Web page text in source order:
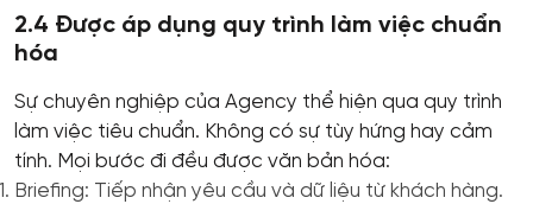
2.4 Được áp dụng quy trình làm việc chuẩn
hóa
Sự chuyên nghiệp của Agency thể hiện qua quy trình
làm việc tiêu chuẩn. Không có sự tùy hứng hay cảm
tính. Mọi bước đi đều được văn bản hóa:
Briefing: Tiếp nhận yêu cầu và dữ liệu từ khách hàng.